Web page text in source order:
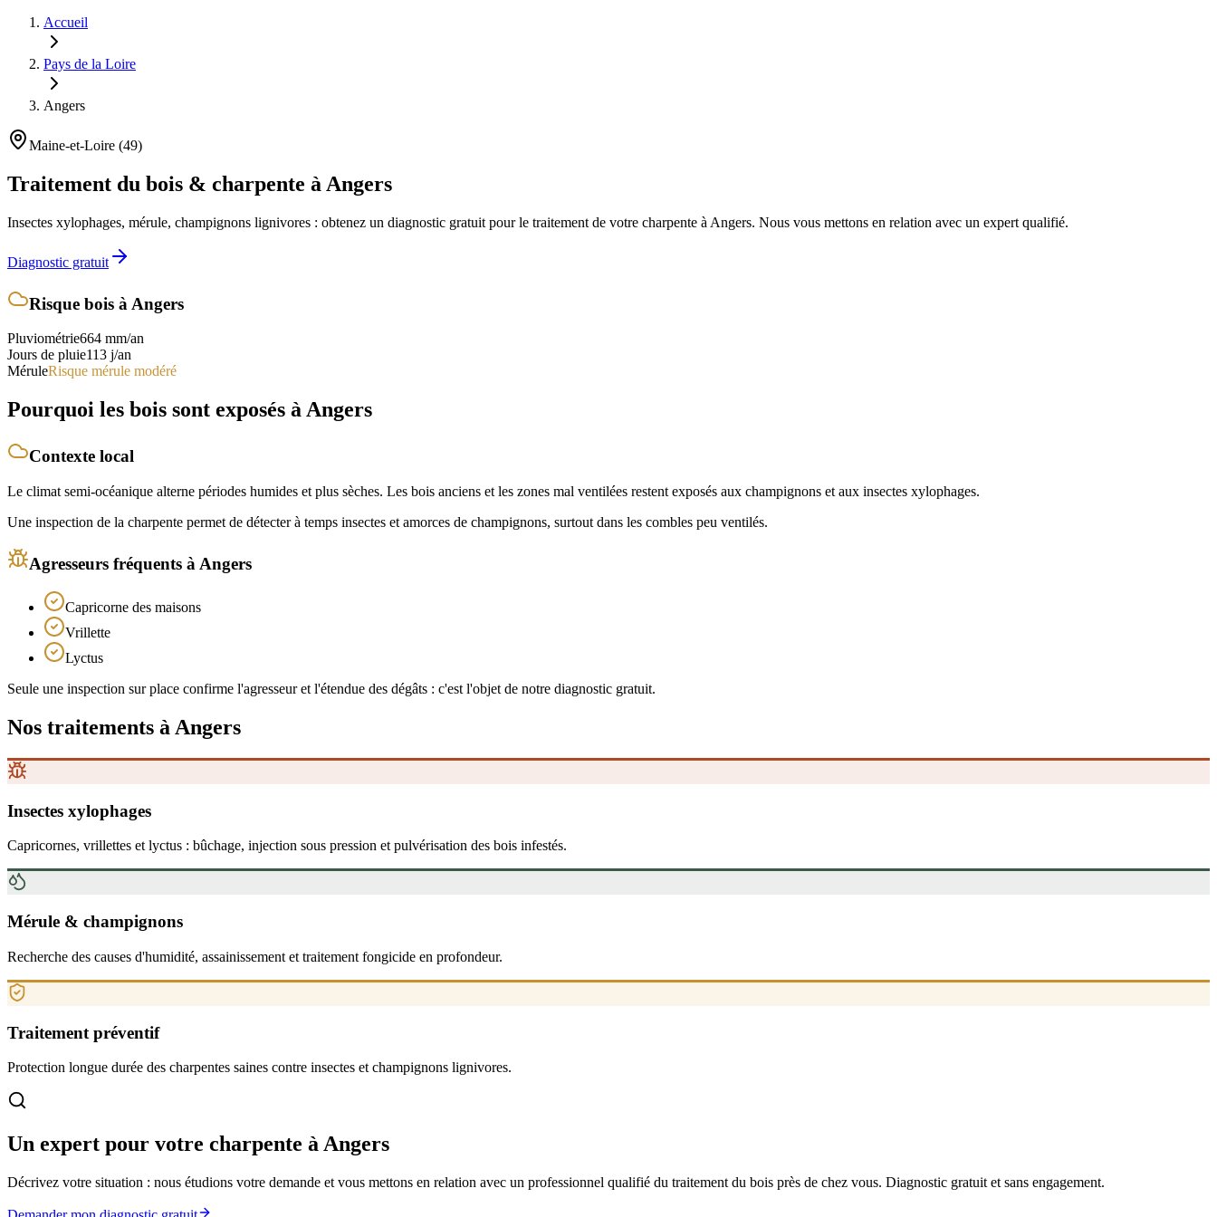
Accueil
Pays de la Loire
Angers
Maine-et-Loire (49)
Traitement du bois & charpente à Angers
Insectes xylophages, mérule, champignons lignivores : obtenez un diagnostic gratuit pour le traitement de votre charpente à Angers. Nous vous mettons en relation avec un expert qualifié.
Diagnostic gratuit
Risque bois à Angers
Pluviométrie664 mm/an
Jours de pluie113 j/an
MéruleRisque mérule modéré
Pourquoi les bois sont exposés à Angers
Contexte local
Le climat semi-océanique alterne périodes humides et plus sèches. Les bois anciens et les zones mal ventilées restent exposés aux champignons et aux insectes xylophages.
Une inspection de la charpente permet de détecter à temps insectes et amorces de champignons, surtout dans les combles peu ventilés.
Agresseurs fréquents à Angers
Capricorne des maisons
Vrillette
Lyctus
Seule une inspection sur place confirme l'agresseur et l'étendue des dégâts : c'est l'objet de notre diagnostic gratuit.
Nos traitements à Angers
Insectes xylophages
Capricornes, vrillettes et lyctus : bûchage, injection sous pression et pulvérisation des bois infestés.
Mérule & champignons
Recherche des causes d'humidité, assainissement et traitement fongicide en profondeur.
Traitement préventif
Protection longue durée des charpentes saines contre insectes et champignons lignivores.
Un expert pour votre charpente à Angers
Décrivez votre situation : nous étudions votre demande et vous mettons en relation avec un professionnel qualifié du traitement du bois près de chez vous. Diagnostic gratuit et sans engagement.